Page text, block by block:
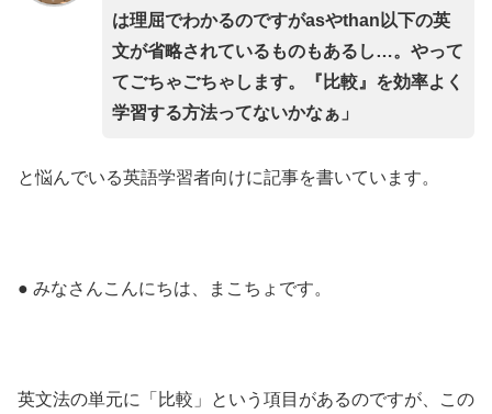
は理屈でわかるのですがasやthan以下の英
文が省略されているものもあるし…。やって
てごちゃごちゃします。『比較』を効率よく
学習する方法ってないかなぁ」
と悩んでいる英語学習者向けに記事を書いています。
● みなさんこんにちは、まこちょです。
英文法の単元に「比較」という項目があるのですが、この